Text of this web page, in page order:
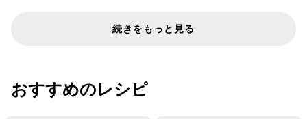
続きをもっと見る
おすすめのレシピ